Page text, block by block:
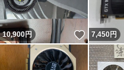
10,900円 いいね！
7,450円